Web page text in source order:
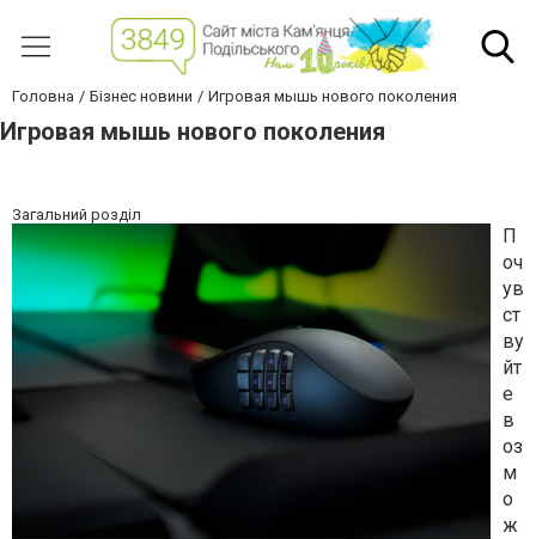
Головна Бізнес новини Игровая мышь нового поколения
Игровая мышь нового поколения
Загальний розділ
П
оч
ув
ст
ву
йт
е
в
оз
м
о
ж